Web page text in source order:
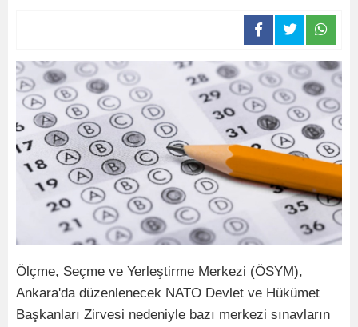
Ölçme, Seçme ve Yerleştirme Merkezi (ÖSYM),
Ankara'da düzenlenecek NATO Devlet ve Hükümet
Başkanları Zirvesi nedeniyle bazı merkezi sınavların